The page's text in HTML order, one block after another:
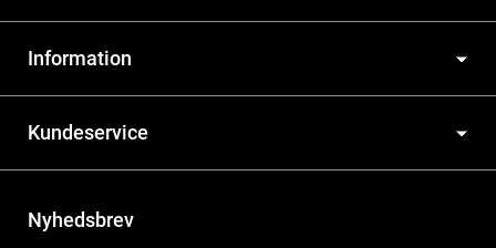
Information
Kundeservice
Nyhedsbrev